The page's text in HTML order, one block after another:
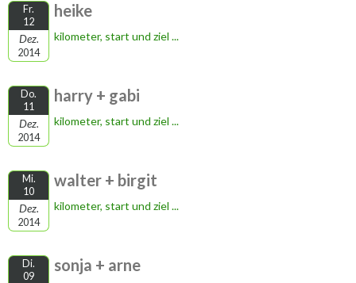
Fr.
12
Dez.
2014
heike
kilometer, start und ziel ...
Do.
11
Dez.
2014
harry + gabi
kilometer, start und ziel ...
Mi.
10
Dez.
2014
walter + birgit
kilometer, start und ziel ...
Di.
09
sonja + arne